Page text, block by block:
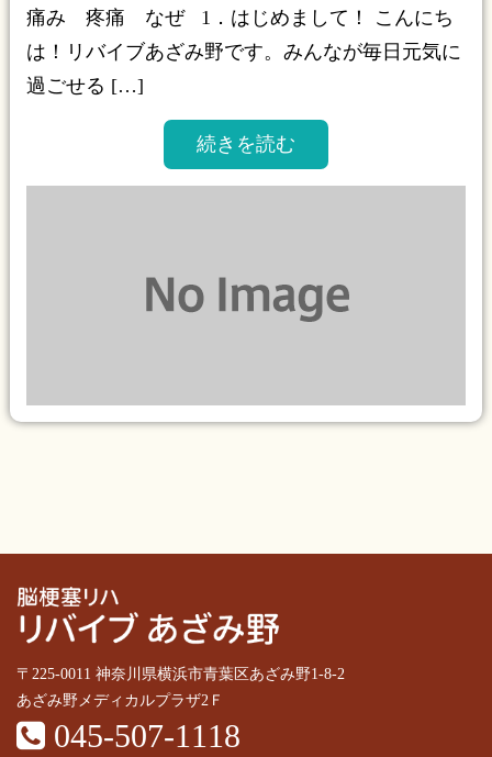
痛み 疼痛 なぜ 1．はじめまして！ こんにち
は！リバイブあざみ野です。みんなが毎日元気に
過ごせる […]
続きを読む
〒225-0011 神奈川県横浜市青葉区あざみ野1-8-2
あざみ野メディカルプラザ2Ｆ
045-507-1118